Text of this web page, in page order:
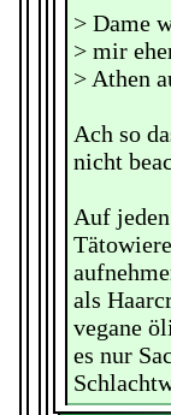
> Dame
> mir
> Athen
Ach so
nicht
Auf
als
vegane
es nur